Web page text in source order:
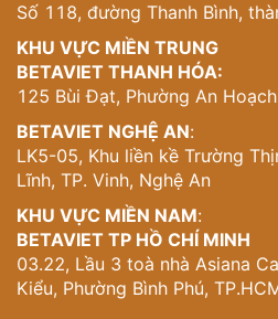
Số 118, đường Thanh Bình,
KHU VỰC MIỀN TRUNG
BETAVIET THANH HÓA:
125 Bùi Đạt, Phường An
BETAVIET NGHỆ AN:
LK5-05, Khu liền kề Trường
Lĩnh, TP. Vinh, Nghệ An
KHU VỰC MIỀN NAM:
BETAVIET TP HỒ CHÍ MINH
03.22, Lầu 3 toà nhà Asiana
Kiểu, Phường Bình Phú,